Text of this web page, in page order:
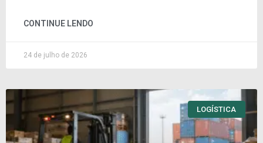
CONTINUE LENDO
24 de julho de 2026
LOGÍSTICA